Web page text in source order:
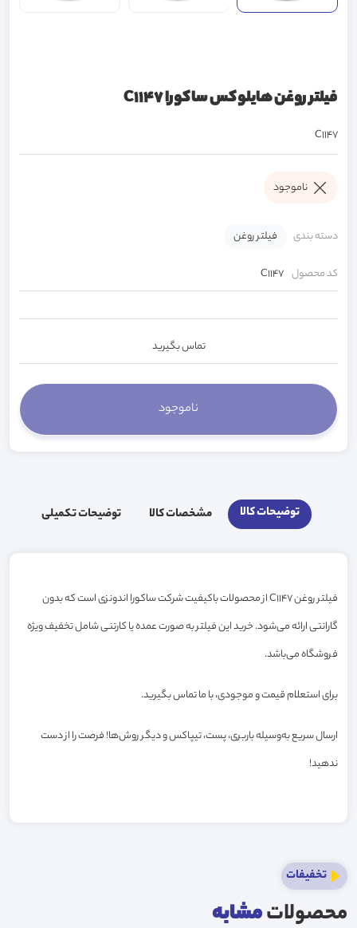
فیلتر روغن هایلوکس ساکورا C1147
C1147
ناموجود
دسته بندی فیلتر روغن
کد محصول C1147
تماس بگیرید
توضیحات کالا مشخصات کالا توضیحات تکمیلی
فیلتر روغن C1147 از محصولات باکیفیت شرکت ساکورا اندونزی است که بدون
گارانتی ارائه می‌شود. خرید این فیلتر به صورت عمده یا کارتنی شامل تخفیف ویژه
فروشگاه می‌باشد.
برای استعلام قیمت و موجودی، با ما تماس بگیرید.
ارسال سریع به‌وسیله باربری، پست، تیپاکس و دیگر روش‌ها! فرصت را از دست
ندهید!
تخفیفات
محصولاتمشابه